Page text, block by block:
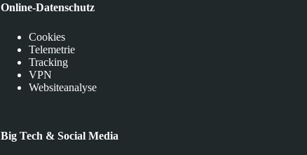
Online-Datenschutz
Cookies
Telemetrie
Tracking
VPN
Websiteanalyse
Big Tech & Social Media